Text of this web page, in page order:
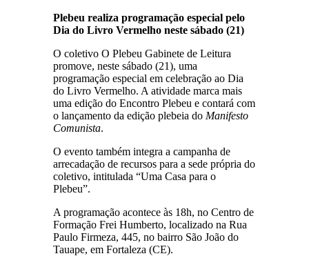
Plebeu realiza programação especial pelo
Dia do Livro Vermelho neste sábado (21)
O coletivo O Plebeu Gabinete de Leitura
promove, neste sábado (21), uma
programação especial em celebração ao Dia
do Livro Vermelho. A atividade marca mais
uma edição do Encontro Plebeu e contará com
o lançamento da edição plebeia do Manifesto
Comunista.
O evento também integra a campanha de
arrecadação de recursos para a sede própria do
coletivo, intitulada “Uma Casa para o
Plebeu”.
A programação acontece às 18h, no Centro de
Formação Frei Humberto, localizado na Rua
Paulo Firmeza, 445, no bairro São João do
Tauape, em Fortaleza (CE).